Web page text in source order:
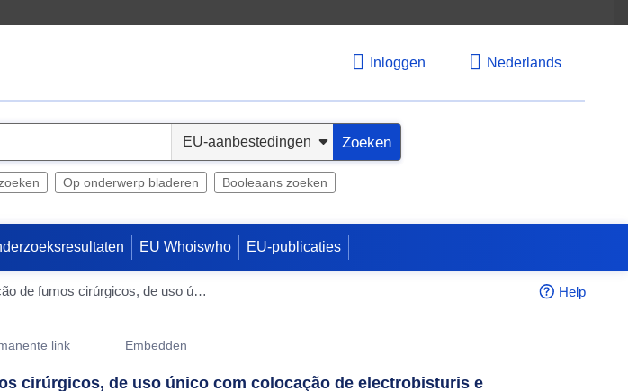
Inloggen Nederlands
Zoeken
Op onderwerp bladeren Booleaans zoeken
EU Whoiswho EU-publicaties
252A000057-Aquisição de consumíveis para corte e aspiração de fumos cirúrgicos, de uso único com colocação de electrobisturis e aspiradores de fumos cirúrgicos para o ano 2025 Help
link Embedden
cirúrgicos, de uso único com colocação de electrobisturis e